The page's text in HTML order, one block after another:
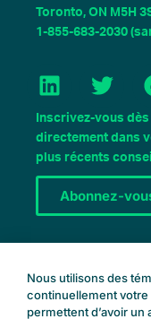
Toronto, ON M5H
1-855-683-2030
L
i
n
k
e
d
I
T
w
i
t
t
e
r
Inscrivez-vous
directement dans
plus récents
Abonnez-
Nous utilisons des
continuellement
permettent d’avoir